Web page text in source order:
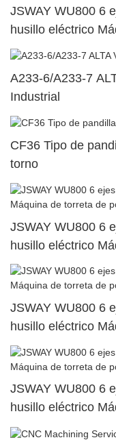
JSWAY WU800 6
husillo eléctrico
superior dual124
A233-6/A233-7
Industrial
CF36 Tipo de
torno
JSWAY WU800 6
husillo eléctrico
superior dual88
JSWAY WU800 6
husillo eléctrico
superior dual84
JSWAY WU800 6
husillo eléctrico
superior dual64